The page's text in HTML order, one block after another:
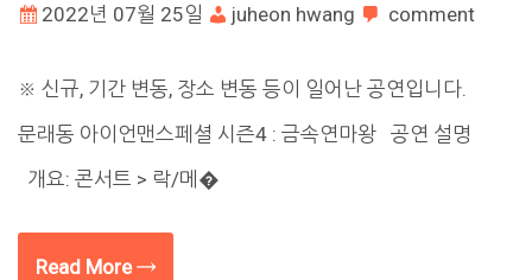
2022년 07월 25일 juheon hwang comment
※ 신규, 기간 변동, 장소 변동 등이 일어난 공연입니다.
문래동 아이언맨스페셜 시즌4 : 금속연마왕 공연 설명
개요: 콘서트 > 락/메�
Read More →